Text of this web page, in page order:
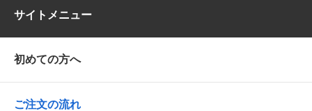
サイトメニュー
初めての方へ
ご注文の流れ